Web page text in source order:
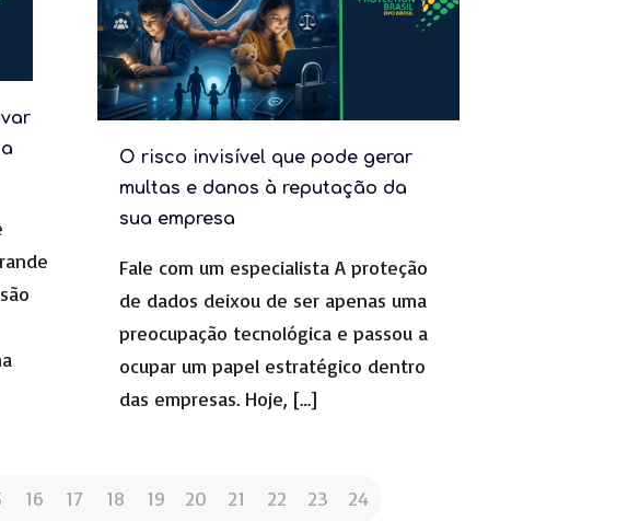
O risco invisível que pode gerar
multas e danos à reputação da
sua empresa
Fale com um especialista A proteção
de dados deixou de ser apenas uma
preocupação tecnológica e passou a
ocupar um papel estratégico dentro
das empresas. Hoje, […]
16 17 18 19 20 21 22 23 24